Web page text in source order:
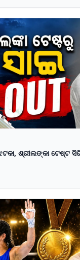
ଶ୍ରୀଲଙ୍କା ଟେଷ୍ଟ